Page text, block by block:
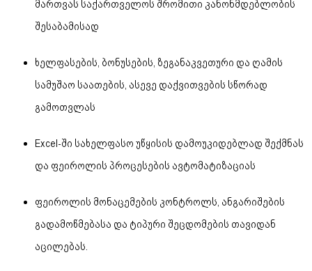
მართვას საქართველოს შრომითი კანონმდებლობის
შესაბამისად
ხელფასების, ბონუსების, ზეგანაკვეთური და ღამის
სამუშაო საათების, ასევე დაქვითვების სწორად
გამოთვლას
Excel-ში სახელფასო უწყისის დამოუკიდებლად შექმნას
და ფეიროლის პროცესების ავტომატიზაციას
ფეიროლის მონაცემების კონტროლს, ანგარიშების
გადამოწმებასა და ტიპური შეცდომების თავიდან
აცილებას.